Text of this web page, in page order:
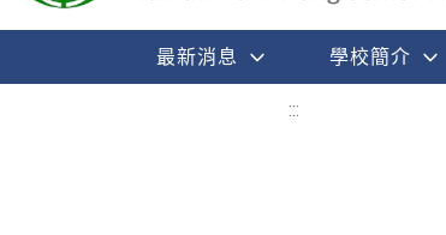
最新消息 學校簡介
:::